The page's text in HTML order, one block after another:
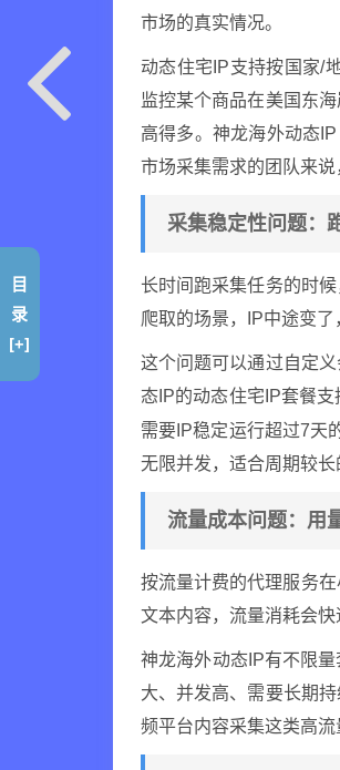
市场的真实情况。
动态住宅IP支持按国家/
监控某个商品在美国东
高得多。神龙海外动态
市场采集需求的团队来说
采集稳定性问题：
长时间跑采集任务的时
爬取的场景，IP中途变了
这个问题可以通过自定
态IP的动态住宅IP套餐
需要IP稳定运行超过7天
无限并发，适合周期较长
流量成本问题：用
按流量计费的代理服务
文本内容，流量消耗会
神龙海外动态IP有不限
大、并发高、需要长期
频平台内容采集这类高流
目
录
[+]